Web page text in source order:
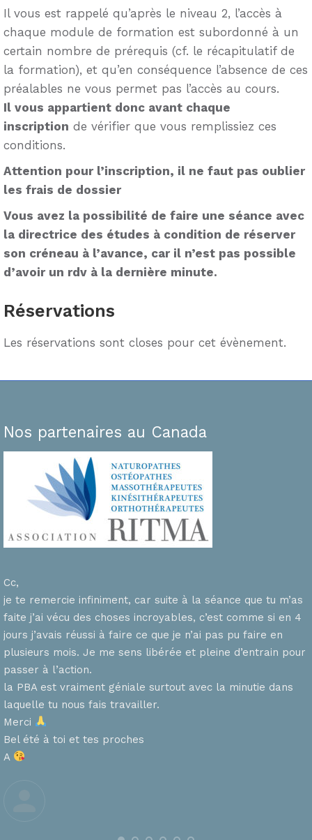
Il vous est rappelé qu’après le niveau 2, l’accès à
chaque module de formation est subordonné à un
certain nombre de prérequis (cf. le récapitulatif de
la formation), et qu’en conséquence l’absence de ces
préalables ne vous permet pas l’accès au cours.
Il vous appartient donc avant chaque
inscription de vérifier que vous remplissiez ces
conditions.
Attention pour l’inscription, il ne faut pas oublier
les frais de dossier
Vous avez la possibilité de faire une séance avec
la directrice des études à condition de réserver
son créneau à l’avance, car il n’est pas possible
d’avoir un rdv à la dernière minute.
Réservations
Les réservations sont closes pour cet évènement.
Nos partenaires au Canada
Cc,
je te remercie infiniment, car suite à la séance que tu m’as
faite j’ai vécu des choses incroyables, c’est comme si en 4
jours j’avais réussi à faire ce que je n’ai pas pu faire en
plusieurs mois. Je me sens libérée et pleine d’entrain pour
passer à l’action.
la PBA est vraiment géniale surtout avec la minutie dans
laquelle tu nous fais travailler.
Merci
Bel été à toi et tes proches
A